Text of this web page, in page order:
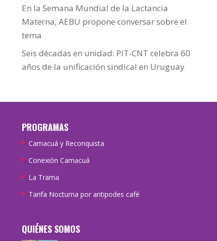
En la Semana Mundial de la Lactancia
Materna, AEBU propone conversar sobre el
tema
Seis décadas en unidad: PIT-CNT celebra 60
años de la unificación sindical en Uruguay
PROGRAMAS
Camacuá y Reconquista
Conexión Camacuá
La Trama
Tarifa Nocturna por antipodes café
QUIÉNES SOMOS